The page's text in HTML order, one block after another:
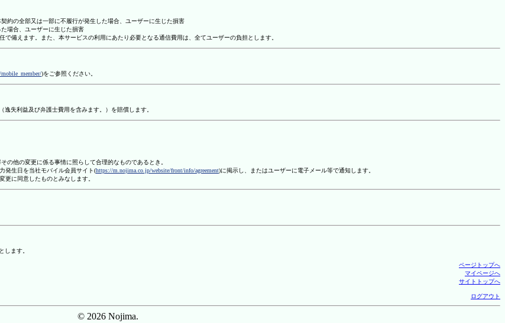
約の全部又は一部に不履行が発生した場合、ユーザーに生じた損害
場合、ユーザーに生じた損害
備えます。また、本サービスの利用にあたり必要となる通信費用は、全てユーザーの負担とします。
)をご参照ください。
失利益及び弁護士費用を含みます。）を賠償します。
の他の変更に係る事情に照らして合理的なものであるとき。
発生日を当社モバイル会員サイト(https://m.nojima.co.jp/website/front/info/agreement)に掲示し、またはユーザーに電子メール等で通知します。
に同意したものとみなします。
します。
ページトップへ
マイページへ
サイトトップへ
ログアウト
© 2026 Nojima.